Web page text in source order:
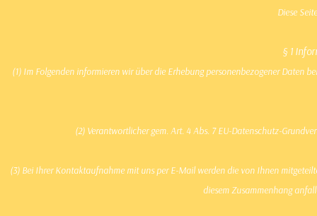
Diese
§ 1
(1) Im Folgenden informieren wir über die Erhebung personenbezogener Daten
(2) Verantwortlicher gem. Art. 4 Abs. 7 EU-Datenschutz-
(3) Bei Ihrer Kontaktaufnahme mit uns per E-Mail werden die von Ihnen
diesem Zusammenhang
Schöne Aussicht premium Behausung für Meerschweine